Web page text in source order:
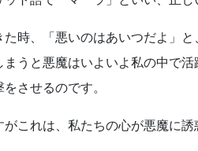
時、「悪いのはあいつだよ」
うと悪魔はいよいよ私の中で
させるのです。
がこれは、私たちの心が悪魔に